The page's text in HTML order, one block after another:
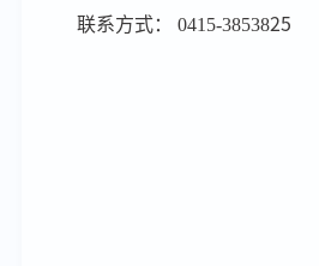
联系方式： 0415-3853825